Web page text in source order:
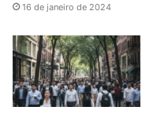
16 de janeiro de 2024